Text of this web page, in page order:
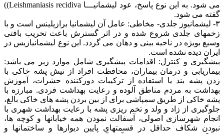
می شود. به این نوع پاسخ، عود لیشمانیـــا Leishmaniasis recidiva))
گفته می شود.
۳- لیشمانیوز جلدی- مخاطی: عامل آن لیشمانیا برازیلینس است و با
زخمهای جلدی شروع شده و در اثر گسترش باعث تخریب بافتی
وسیع بویژه در ناحیه بینی و دهان می گردد. این نوع لیشمانیازیس در
ایران دیده نشده است.
پیشگیری و کنترل: اقدامات پیشگیری شامل موارد زیر می باشد:
بیماریابی و درمان بیماران، محافظت افراد از نیش پشه خاکی با
زدن پشه بند یا استفاده از ترکیبات دورکننده حشرات، آموزش
بهداشت به مردم مناطق آلوده و رعایت بهداشت فردی. مبارزه با
پشه خاکی از طریق سمپاشی برای از بین بردن پشه های خاکی بالغ،
جلوگیری از زاد و ولد و تخم ریزی پشه با رعایت بهداشت شهری با
انجام شهرسازی اصولی، آسفالت نمودن همه خیابانها و کوچه ها،
نبودن شکاف حداقل در قسمتهای پایین دیوارها و ساختمانها و